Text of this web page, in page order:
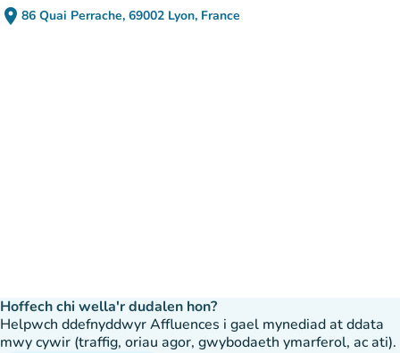
place 86 Quai Perrache, 69002 Lyon, France
(agor yn Google Maps)
(tab newydd)
Hoffech chi wella'r dudalen hon?
Helpwch ddefnyddwyr Affluences i gael mynediad at ddata
mwy cywir (traffig, oriau agor, gwybodaeth ymarferol, ac ati).